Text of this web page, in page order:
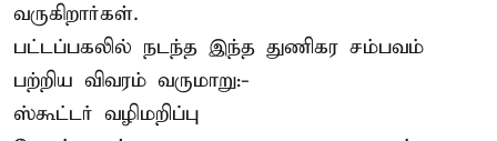
வருகிறார்கள்.
பட்டப்பகலில் நடந்த இந்த துணிகர சம்பவம்
பற்றிய விவரம் வருமாறு:-
ஸ்கூட்டர் வழிமறிப்பு